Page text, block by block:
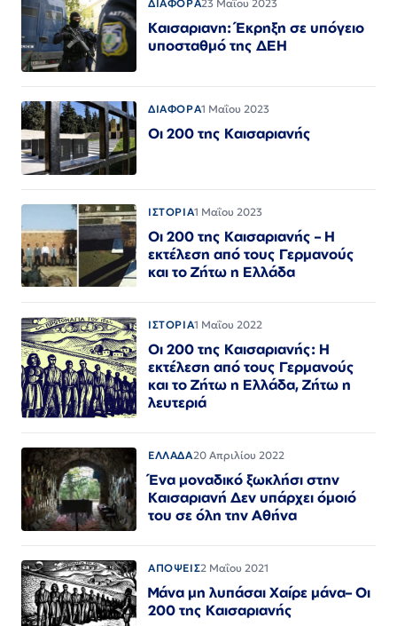
ΔΙΑΦΟΡΑ23 Μαΐου 2023
Καισαριανη: Έκρηξη σε υπόγειο
υποσταθμό της ΔΕΗ
ΔΙΑΦΟΡΑ1 Μαΐου 2023
Οι 200 της Καισαριανής
ΙΣΤΟΡΙΑ1 Μαΐου 2023
Οι 200 της Καισαριανής – Η
εκτέλεση από τους Γερμανούς
και το Ζήτω η Ελλάδα
ΙΣΤΟΡΙΑ1 Μαΐου 2022
Οι 200 της Καισαριανής: Η
εκτέλεση από τους Γερμανούς
και το Ζήτω η Ελλάδα, Ζήτω η
λευτεριά
ΕΛΛΑΔΑ20 Απριλίου 2022
Ένα μοναδικό ξωκλήσι στην
Καισαριανή Δεν υπάρχει όμοιό
του σε όλη την Αθήνα
ΑΠΟΨΕΙΣ2 Μαΐου 2021
Μάνα μη λυπάσαι Χαίρε μάνα– Οι
200 της Καισαριανής